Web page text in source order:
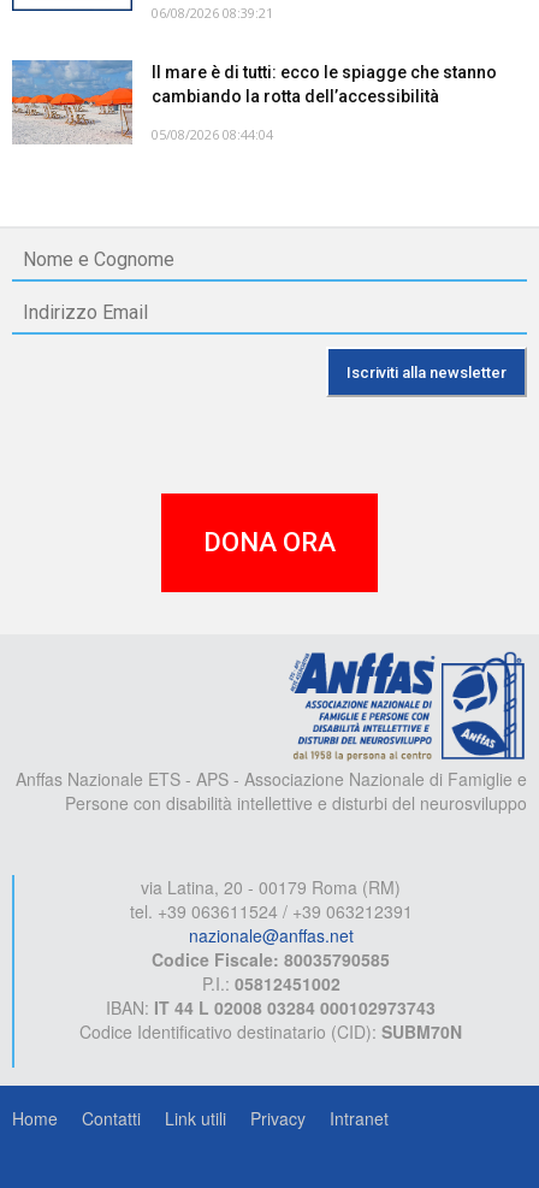
06/08/2026 08:39:21
Il mare è di tutti: ecco le spiagge che stanno
cambiando la rotta dell’accessibilità
05/08/2026 08:44:04
DONA ORA
Anffas Nazionale ETS - APS - Associazione Nazionale di Famiglie e
Persone con disabilità intellettive e disturbi del neurosviluppo
via Latina, 20 - 00179 Roma (RM)
tel. +39 063611524 / +39 063212391
nazionale@anffas.net
Codice Fiscale: 80035790585
P.I.: 05812451002
IBAN: IT 44 L 02008 03284 000102973743
Codice Identificativo destinatario (CID): SUBM70N
Home Contatti Link utili Privacy Intranet